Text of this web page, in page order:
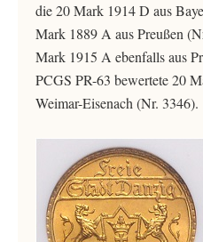
die 20 Mark 1914 D aus
Mark 1889 A aus Preußen
Mark 1915 A ebenfalls aus
PCGS PR-63 bewertete 20
Weimar-Eisenach (Nr. 3346).